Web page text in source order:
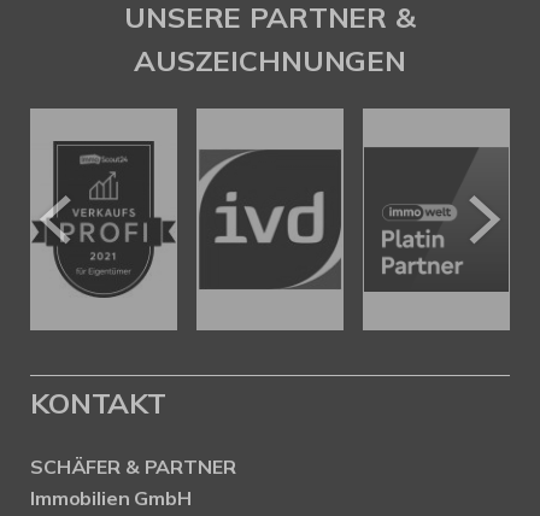
UNSERE PARTNER &
AUSZEICHNUNGEN
KONTAKT
SCHÄFER & PARTNER
Immobilien GmbH